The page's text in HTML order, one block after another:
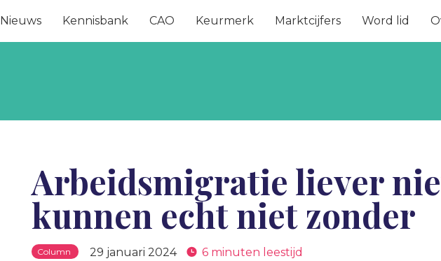
Nieuws Kennisbank CAO Keurmerk Marktcijfers Word lid
Arbeidsmigratie liever
kunnen echt niet zonder
Column 29 januari 2024 6 minuten leestijd